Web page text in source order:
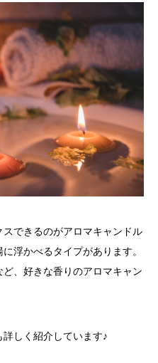
できるのがアロマキャンドル
浮かべるタイプがあります。
、好きな香りのアロマキャン
しく紹介しています♪